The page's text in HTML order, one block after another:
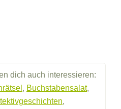
dich auch interessieren:
, Buchstabensalat,
,